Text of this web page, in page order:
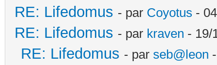
RE: Lifedomus - par Coyotus -
RE: Lifedomus - par kraven - 19/
RE: Lifedomus - par seb@leon